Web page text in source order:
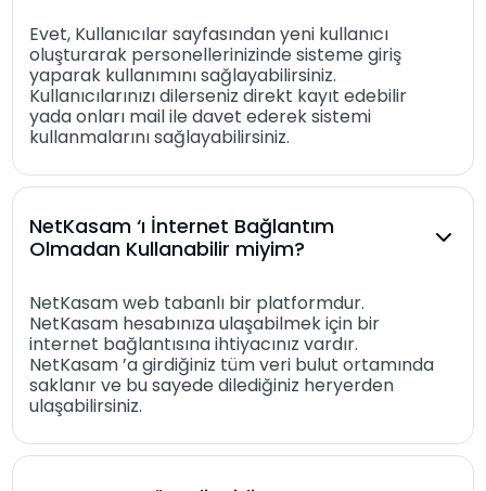
Evet, Kullanıcılar sayfasından yeni kullanıcı
oluşturarak personellerinizinde sisteme giriş
yaparak kullanımını sağlayabilirsiniz.
Kullanıcılarınızı dilerseniz direkt kayıt edebilir
yada onları mail ile davet ederek sistemi
kullanmalarını sağlayabilirsiniz.
NetKasam ‘ı İnternet Bağlantım
Olmadan Kullanabilir miyim?
NetKasam web tabanlı bir platformdur.
NetKasam hesabınıza ulaşabilmek için bir
internet bağlantısına ihtiyacınız vardır.
NetKasam ’a girdiğiniz tüm veri bulut ortamında
saklanır ve bu sayede dilediğiniz heryerden
ulaşabilirsiniz.